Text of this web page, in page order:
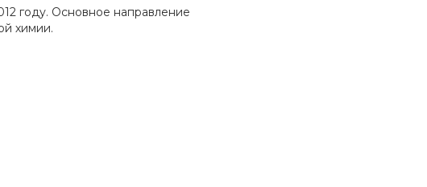
Пн-Пт: 8:00 - 17:00 Cб-
году. Основное направление
химии.